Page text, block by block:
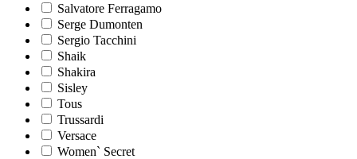
Salvatore Ferragamo
Serge Dumonten
Sergio Tacchini
Shaik
Shakira
Sisley
Tous
Trussardi
Versace
Women` Secret